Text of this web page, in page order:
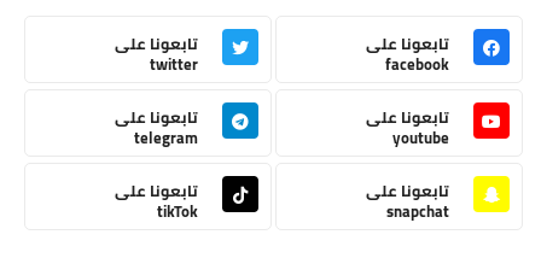
تابعونا على
facebook
تابعونا على
twitter
تابعونا على
youtube
تابعونا على
telegram
تابعونا على
snapchat
تابعونا على
tikTok